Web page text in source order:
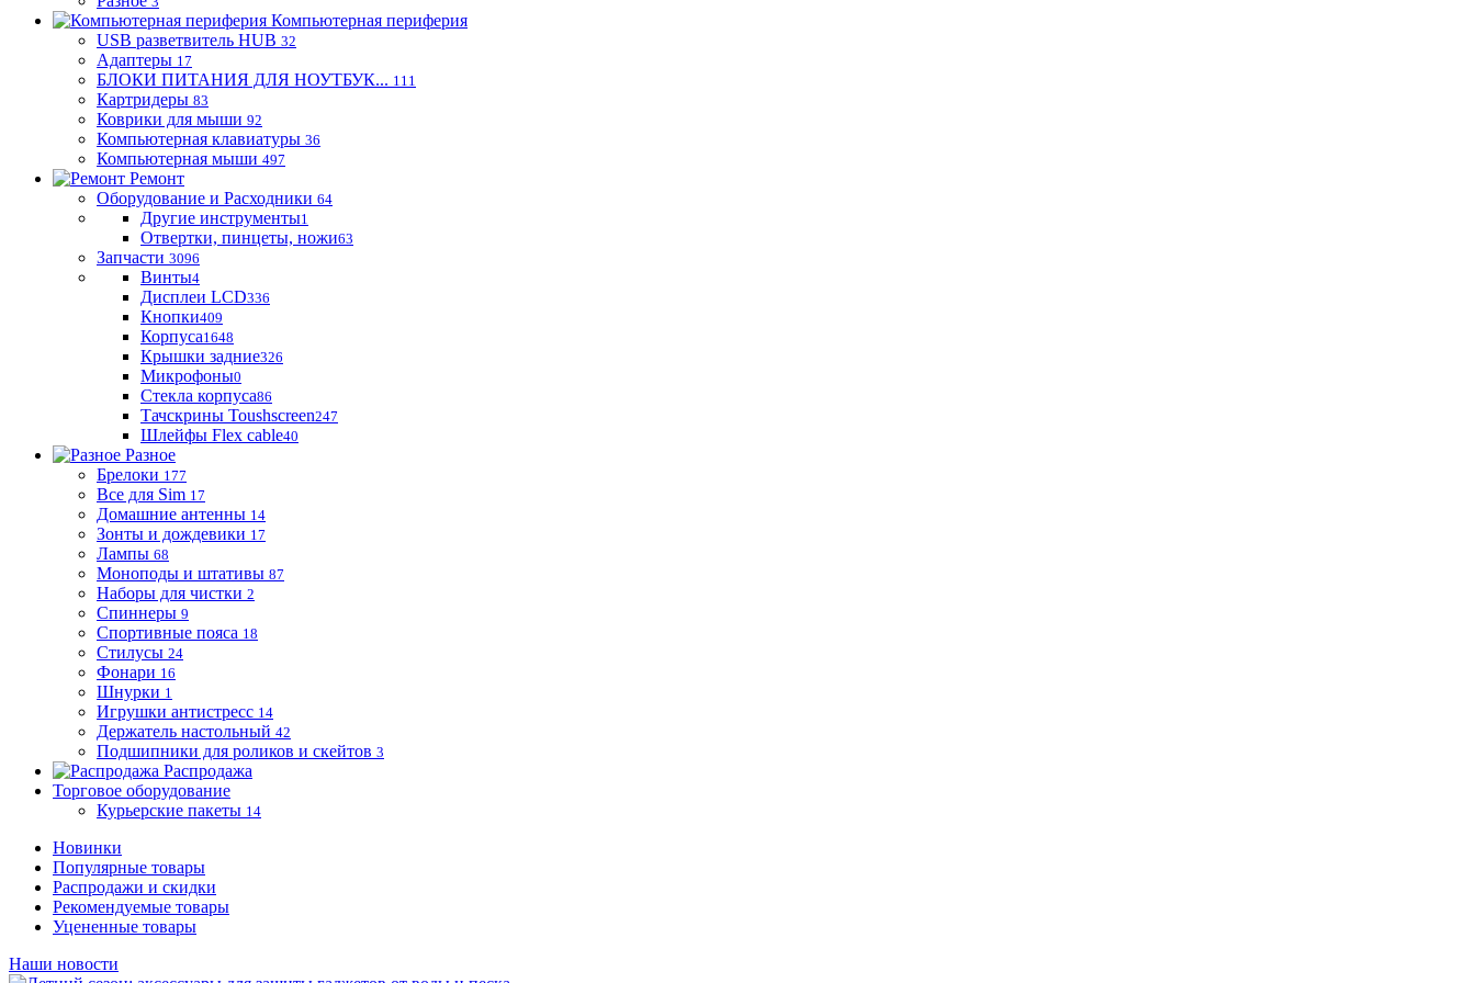
Компьютерная периферия
USB разветвитель HUB 32
Адаптеры 17
БЛОКИ ПИТАНИЯ ДЛЯ НОУТБУК... 111
Картридеры 83
Коврики для мыши 92
Компьютерная клавиатуры 36
Компьютерная мыши 497
Ремонт
Оборудование и Расходники 64
Другие инструменты1
Отвертки, пинцеты, ножи63
Запчасти 3096
Винты4
Дисплеи LCD336
Кнопки409
Корпуса1648
Крышки задние326
Микрофоны0
Стекла корпуса86
Тачскрины Toushscreen247
Шлейфы Flex cable40
Разное
Брелоки 177
Все для Sim 17
Домашние антенны 14
Зонты и дождевики 17
Лампы 68
Моноподы и штативы 87
Наборы для чистки 2
Спиннеры 9
Спортивные пояса 18
Стилусы 24
Фонари 16
Шнурки 1
Игрушки антистресс 14
Держатель настольный 42
Подшипники для роликов и скейтов 3
Распродажа
Торговое оборудование
Курьерские пакеты 14
Новинки
Популярные товары
Распродажи и скидки
Рекомендуемые товары
Уцененные товары
Наши новости